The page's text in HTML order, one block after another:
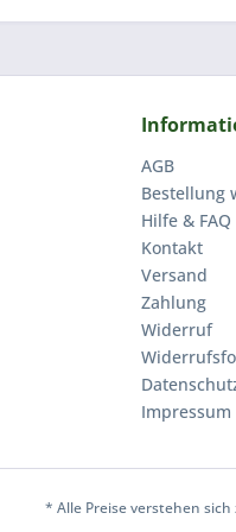
AGB
Bestellung
Hilfe & FAQ
Kontakt
Versand
Zahlung
Widerruf
Impressum
* Alle Preise verstehen